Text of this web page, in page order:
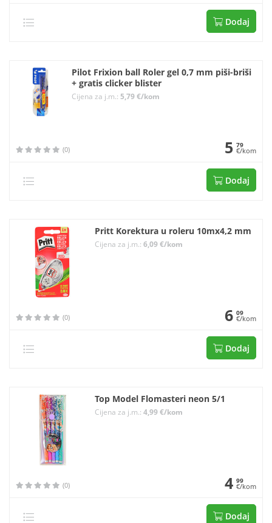
Dodaj
Pilot Frixion ball Roler gel 0,7 mm piši-briši
+ gratis clicker blister
Cijena za j.m.: 5,79 €/kom
(0) 5 79
€/kom
Dodaj
Pritt Korektura u roleru 10mx4,2 mm
Cijena za j.m.: 6,09 €/kom
(0) 6 09
€/kom
Dodaj
Top Model Flomasteri neon 5/1
Cijena za j.m.: 4,99 €/kom
(0) 4 99
€/kom
Dodaj